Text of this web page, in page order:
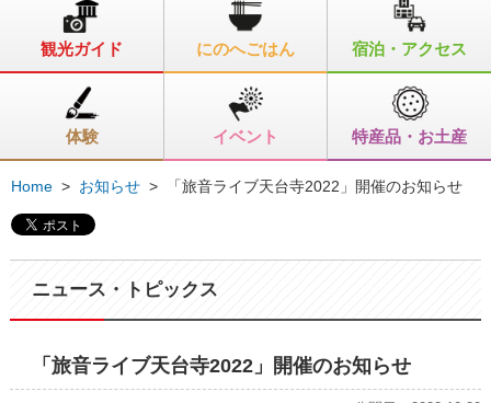
観光ガイド にのへごはん 宿泊・アクセス
体験 イベント 特産品・お土産
Home > お知らせ > 「旅音ライブ天台寺2022」開催のお知らせ
ニュース・トピックス
「旅音ライブ天台寺2022」開催のお知らせ